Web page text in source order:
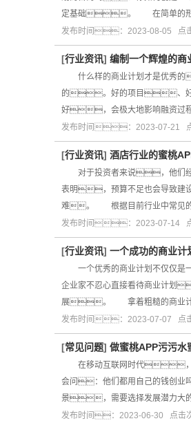
定基础。 在简单的形
发布时间：2023-08-05 点
[行业资讯] 编制一个辉煌的商
什么样的商业计划才是优秀
的。好的项目、好
好，会极大地影响融
发布时间：2023-07-21
[行业资讯] 酒店行业的蜜桃
对于投资者来说，他们经
表明，预算不足也会导致建
难。 根据目前行业中常见
发布时间：2023-07-14
[行业资讯] 一个成功的商业计
一个优秀的商业计划不仅仅是
企业家不忍心直接看待商业计划
展。 拿着粗糙的商业
发布时间：2023-07-07 点
[常见问题] 做蜜桃APP污污水
在移动互联网时代，创
会问：他们都用自己的钱
景，需要选择发展潜力大
发布时间：2023-06-30 点击